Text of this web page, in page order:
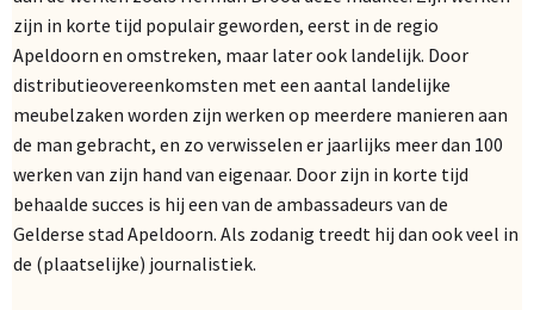
zijn in korte tijd populair geworden, eerst in de regio
Apeldoorn en omstreken, maar later ook landelijk. Door
distributieovereenkomsten met een aantal landelijke
meubelzaken worden zijn werken op meerdere manieren aan
de man gebracht, en zo verwisselen er jaarlijks meer dan 100
werken van zijn hand van eigenaar. Door zijn in korte tijd
behaalde succes is hij een van de ambassadeurs van de
Gelderse stad Apeldoorn. Als zodanig treedt hij dan ook veel in
de (plaatselijke) journalistiek.